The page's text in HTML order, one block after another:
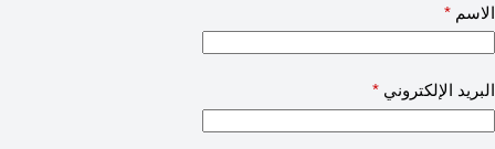
الاسم *
البريد الإلكتروني *